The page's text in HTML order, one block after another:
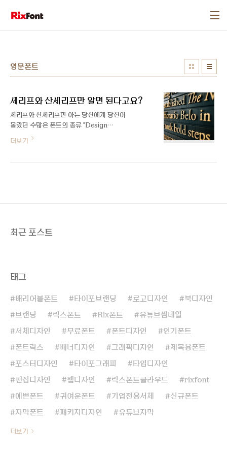
영문폰트
세리프와 산세리프만 알면 된다고요?
세리프와 산세리프만 아는 당신에게 당신이
몰랐던 수많은 폰트의 종류 "Design
Magazine은 전문 디자이너가 쓴 폰트에 대
한 글을 공유하는 공간입니다" 영문 폰트의
우 긴 역사를 가지고 있습니다. 그에 따라 수
었기 글자의 모양 그..
더보기
최근 포스트
태그
배리어블폰트 타이포브랜딩 로고디자인 북디자인
브랜딩 릭스폰트 Rix폰트 유튜브썸네일
서체디자인 무료폰트 폰트디자인 인기폰트
폰트릭스 배너디자인 그래픽디자인 제목용폰트
포스터디자인 타이포그래피 타입디자인
편집디자인 웹디자인 릭스폰트클라우드 rixfont
예쁜폰트 귀여운폰트 기업전용서체 신규폰트
자막폰트 패키지디자인 유튜브자막
더보기